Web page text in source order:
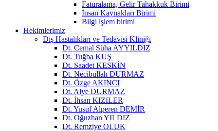
Faturalama, Gelir Tahakkuk Birimi
İnsan Kaynakları Birimi
Bilgi işlem birimi
Hekimlerimiz
Diş Hastalıkları ve Tedavisi Kliniği
Dt. Cemal Süha AYYILDIZ
Dt. Tuğba KUŞ
Dt. Saadet KESKİN
Dt. Necibullah DURMAZ
Dt. Özge AKINCI
Dt. Alye DURMAZ
Dt. İhsan KIZILER
Dt. Yusuf Alperen DEMİR
Dt. Oğuzhan YILDIZ
Dt. Remziye OLUK